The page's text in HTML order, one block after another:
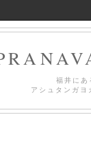
福井にあ
アシュタンガヨ